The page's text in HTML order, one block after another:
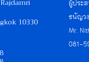
10330
ผู้ประ
ธนัญว
Mr.
081-